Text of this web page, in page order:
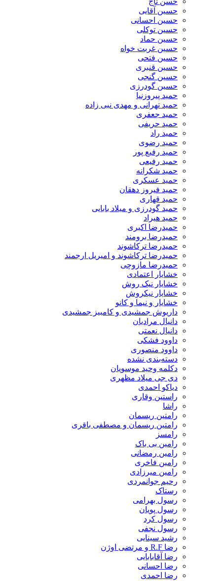
حسین آقایی
حسین احسانی
حسین توکلی
حسین حماد
حسین غربت خواه
حسین فتحی
حسین قنبری
حسین گنجی
حسین گودرزی
حمید پیروزنیا
حمید تهرانی و مهدی نبی زاده
حمید جعفری
حمید حریفی
حمید راد
حمید رضوی
حمید رفیع پور
حمید رفیعی
حمید شکرانه
حمید عسکری
حمید فیروز دهقان
حمید قهاری
حمید گودرزی و میلاد بابایی
حمید هیراد
حمیدرضا اکبری
حمیدرضا برومند
حمیدرضا ترکاشوند
حمیدرضا ترکاشوند و امیریل ارجمند
حمیدرضا مازوچی
خشایار اعتمادی
خشایار نیک روش
خشایار نیکروش
خشایار و نیما و کانو
داریوش جمشیدی و کامبیز جمشیدی
دانیال مرادیان
دانیال نعمتی
داوود فشکی
داوود منصوری
دسته‌بندی نشده
دکلمه وحید موسویان
دی جی میلاد مظهری
دیاکو احمدی
راستین وقاری
راشا
رامتین ریسمان
رامتین ریسمان و مصطفی باقری
رامسز
رامین بی باک
رامین رمضانی
رامین فاخری
رامین میرزادی
رحیم جوانمردی
رستاک
رسول بهرامی
رسول پویان
رسول کرد
رسول نجفی
رشید سینایی
رضا R.F و مرتضی اوژن
رضا آقابابایی
رضا احسانی
رضا احمدی